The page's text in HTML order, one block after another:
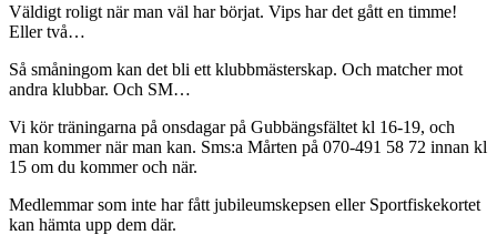
Väldigt roligt när man väl har börjat. Vips har det gått en timme!
Eller två…
Så småningom kan det bli ett klubbmästerskap. Och matcher mot
andra klubbar. Och SM…
Vi kör träningarna på onsdagar på Gubbängsfältet kl 16-19, och
man kommer när man kan. Sms:a Mårten på 070-491 58 72 innan kl
15 om du kommer och när.
Medlemmar som inte har fått jubileumskepsen eller Sportfiskekortet
kan hämta upp dem där.